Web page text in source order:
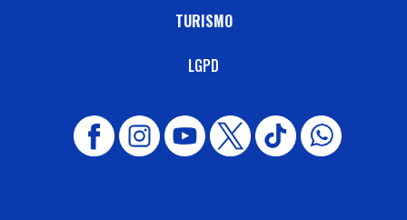
TURISMO
LGPD